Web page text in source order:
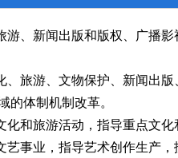
游、新闻出版和版权、广播
、旅游、文物保护、新闻出
的体制机制改革。
化和旅游活动，指导重点文
艺事业，指导艺术创作生产